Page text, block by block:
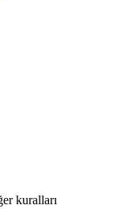
kuralları